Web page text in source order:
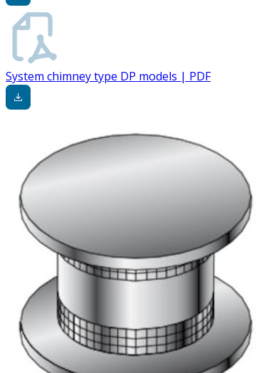
System chimney type DP models | PDF